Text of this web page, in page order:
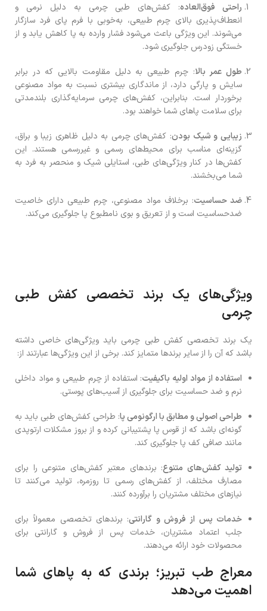
راحتی فوق‌العاده: کفش‌های طبی چرمی به دلیل نرمی و
انعطاف‌پذیری بالای چرم طبیعی، به‌خوبی با فرم پای فرد سازگار
می‌شوند. این ویژگی باعث می‌شود فشار وارده به پا کاهش یابد و از
خستگی زودرس جلوگیری شود.
طول عمر بالا: چرم طبیعی به دلیل مقاومت بالایی که در برابر
سایش و پارگی دارد، از ماندگاری بیشتری نسبت به مواد مصنوعی
برخوردار است. بنابراین، کفش‌های چرمی سرمایه‌گذاری بلندمدتی
برای سلامت پاهای شما خواهند بود.
زیبایی و شیک بودن: کفش‌های چرمی به دلیل ظاهری زیبا و براق،
گزینه‌ای مناسب برای محیط‌های رسمی و غیررسمی هستند. این
کفش‌ها در کنار ویژگی‌های طبی، استایلی شیک و منحصر به فرد به
شما می‌بخشند.
ضد حساسیت: برخلاف مواد مصنوعی، چرم طبیعی دارای خاصیت
ضدحساسیت است و از تعریق و بوی نامطبوع پا جلوگیری می‌کند.
ویژگی‌های یک برند تخصصی کفش طبی
چرمی
یک برند تخصصی کفش طبی چرمی باید ویژگی‌های خاصی داشته
باشد که آن را از سایر برندها متمایز کند. برخی از این ویژگی‌ها عبارتند از:
استفاده از مواد اولیه باکیفیت: استفاده از چرم طبیعی و مواد داخلی
نرم و ضد حساسیت برای جلوگیری از آسیب‌های پوستی.
طراحی اصولی و مطابق با ارگونومی پا: طراحی کفش‌های طبی باید به
گونه‌ای باشد که از قوس پا پشتیبانی کرده و از بروز مشکلات ارتوپدی
مانند صافی کف پا جلوگیری کند.
تولید کفش‌های متنوع: برندهای معتبر کفش‌های متنوعی را برای
مصارف مختلف، از کفش‌های رسمی تا روزمره، تولید می‌کنند تا
نیازهای مختلف مشتریان را برآورده کنند.
خدمات پس از فروش و گارانتی: برندهای تخصصی معمولاً برای
جلب اعتماد مشتریان، خدمات پس از فروش و گارانتی برای
محصولات خود ارائه می‌دهند.
معراج طب تبریز؛ برندی که به پاهای شما
اهمیت می‌دهد